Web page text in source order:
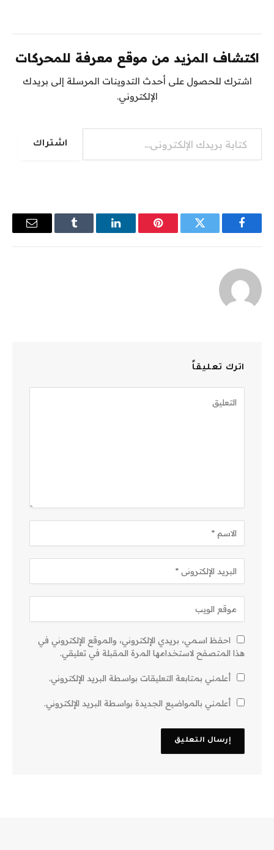
اكتشاف المزيد من موقع معرفة للمحركات
اشترك للحصول على أحدث التدوينات المرسلة إلى بريدك
الإلكتروني.
كتابة بريدك الإلكتروني...
اشتراك
فيسبوك تويتر بينتيريستلينكدإن Tumblr
البريد
اترك تعليقاً
احفظ اسمي، بريدي الإلكتروني، والموقع الإلكتروني في
هذا المتصفح لاستخدامها المرة المقبلة في تعليقي.
أعلمني بمتابعة التعليقات بواسطة البريد الإلكتروني.
أعلمني بالمواضيع الجديدة بواسطة البريد الإلكتروني.